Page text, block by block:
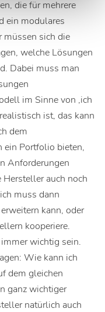
die für mehrere
ein modulares
müssen sich die
welche Lösungen
Dabei muss man
im Sinne von ‚ich
ist, das kann
dem
ein Portfolio bieten,
Anforderungen
auch noch
muss dann
kann, oder
kooperiere.
wichtig sein.
Wie kann ich
dem gleichen
ganz wichtiger
natürlich auch